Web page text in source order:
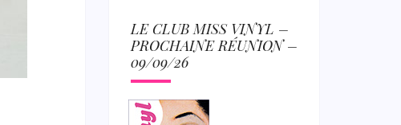
LE CLUB MISS VINYL –
PROCHAINE RÉUNION –
09/09/26